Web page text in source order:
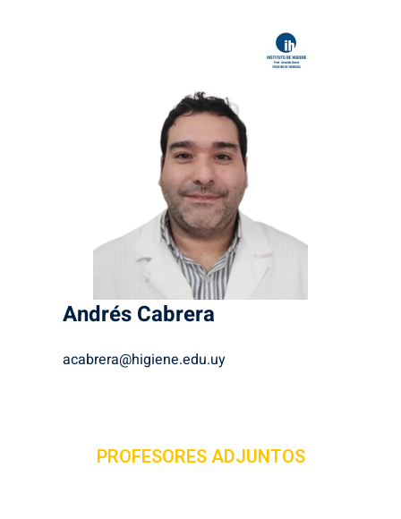
Andrés Cabrera
acabrera@higiene.edu.uy
PROFESORES ADJUNTOS